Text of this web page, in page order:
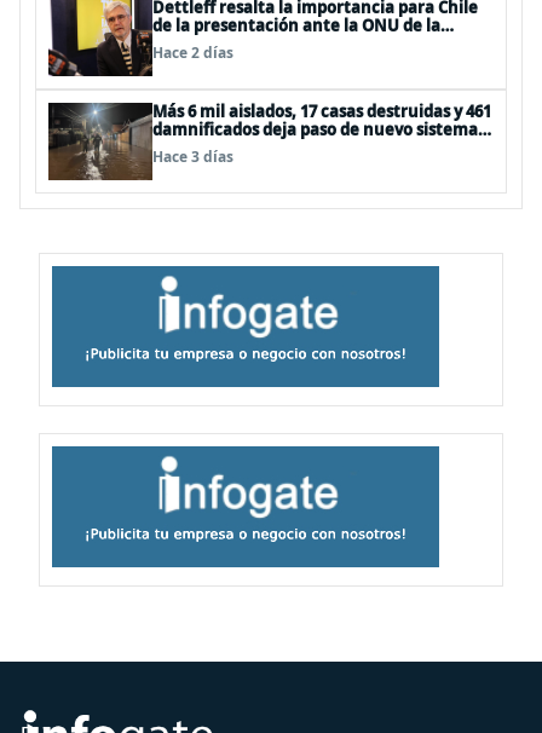
Dettleff resalta la importancia para Chile
de la presentación ante la ONU de la
Plataforma Continental Extendida del
Archipiélago Juan Fernández
Hace 2 días
Más 6 mil aislados, 17 casas destruidas y 461
damnificados deja paso de nuevo sistema
frontal
Hace 3 días